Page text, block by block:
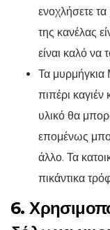
ενοχλήσετε
της κανέλας
είναι καλό να
Τα μυρμήγκια
πιπέρι καγιέν
υλικό θα
επομένως
άλλο. Τα
πικάντικα
6.